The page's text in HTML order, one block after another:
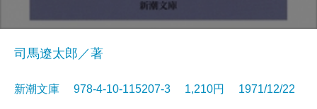
司馬遼太郎／著
新潮文庫 978-4-10-115207-3 1,210円 1971/12/22